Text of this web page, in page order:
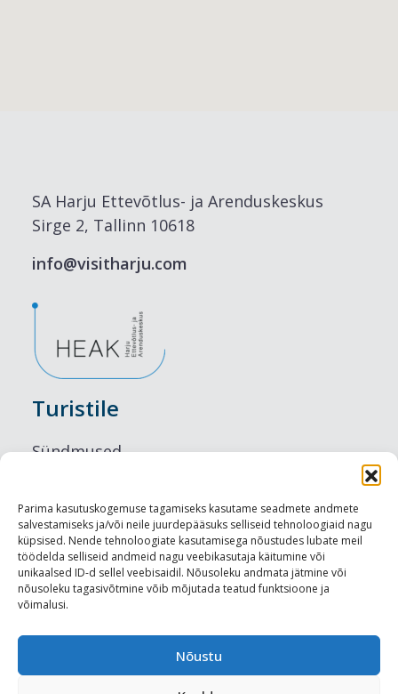
Parima kasutuskogemuse tagamiseks kasutame seadmete andmete
salvestamiseks ja/või neile juurdepääsuks selliseid tehnoloogiaid nagu
küpsised. Nende tehnoloogiate kasutamisega nõustudes lubate meil
töödelda selliseid andmeid nagu veebikasutaja käitumine või
unikaalsed ID-d sellel veebisaidil. Nõusoleku andmata jätmine või
nõusoleku tagasivõtmine võib mõjutada teatud funktsioone ja
võimalusi.
Nõustu
SA Harju Ettevõtlus- ja Arenduskeskus
Sirge 2, Tallinn 10618
info@visitharju.com
Turistile
Sündmused
Maitseelamused
Vaatamisväärsused
Visit Tallinn
Turismiprofessionaalile